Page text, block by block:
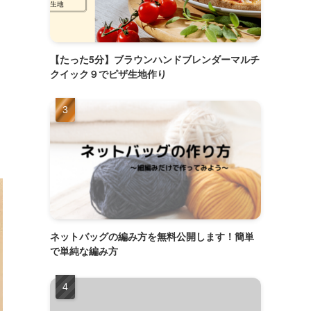
【たった5分】ブラウンハンドブレンダーマルチ
クイック９でピザ生地作り
ネットバッグの編み方を無料公開します！簡単
で単純な編み方